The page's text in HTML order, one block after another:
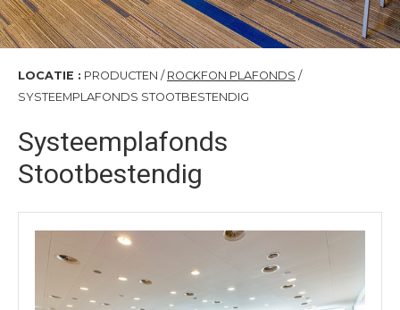
LOCATIE : PRODUCTEN / ROCKFON PLAFONDS /
SYSTEEMPLAFONDS STOOTBESTENDIG
Systeemplafonds
Stootbestendig